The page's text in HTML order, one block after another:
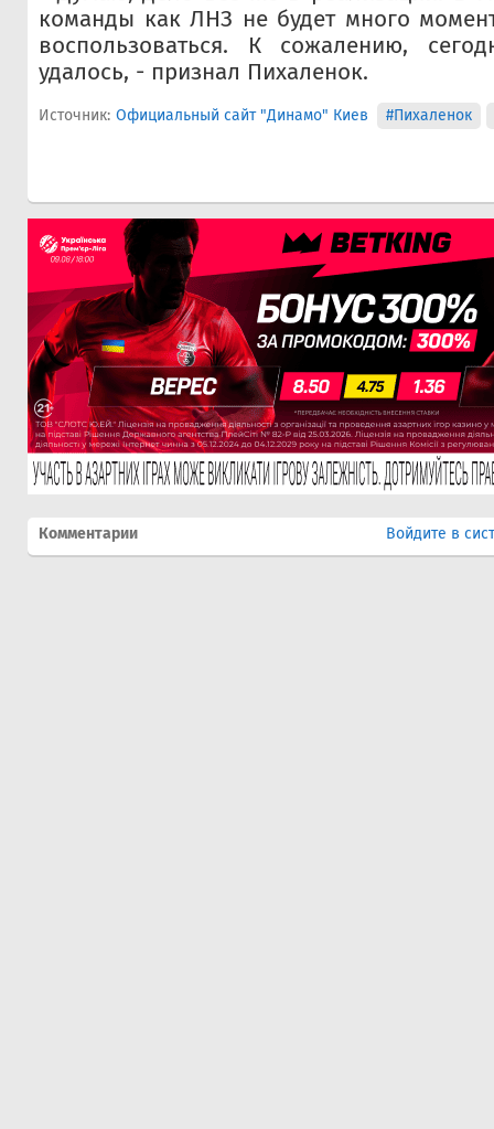
команды как ЛНЗ не будет много
воспользоваться. К сожалению,
удалось, - признал Пихаленок.
Источник: Официальный сайт "Динамо" Киев #Пихаленок
Комментарии Войдите в